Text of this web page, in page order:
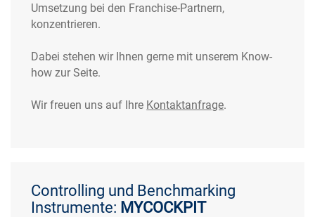
Umsetzung bei den Franchise-Partnern,
konzentrieren.
Dabei stehen wir Ihnen gerne mit unserem Know-
how zur Seite.
Wir freuen uns auf Ihre Kontaktanfrage.
Controlling und Benchmarking
Instrumente: MYCOCKPIT